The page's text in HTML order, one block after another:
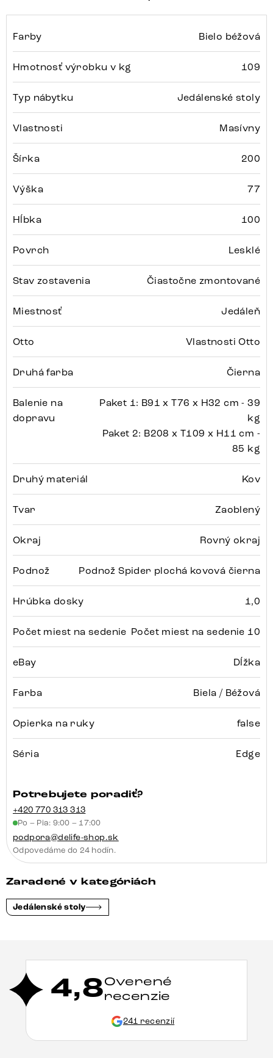
Farby Bielo béžová
Hmotnosť výrobku v kg 109
Typ nábytku Jedálenské stoly
Vlastnosti Masívny
Šírka 200
Výška 77
Hĺbka 100
Povrch Lesklé
Stav zostavenia Čiastočne zmontované
Miestnosť Jedáleň
Otto Vlastnosti Otto
Druhá farba Čierna
Balenie na
dopravu
Paket 1: B91 x T76 x H32 cm - 39
kg
Paket 2: B208 x T109 x H11 cm -
85 kg
Druhý materiál Kov
Tvar Zaoblený
Okraj Rovný okraj
Podnož Podnož Spider plochá kovová čierna
Hrúbka dosky 1,0
Počet miest na sedenie Počet miest na sedenie 10
eBay Dĺžka
Farba Biela / Béžová
Opierka na ruky false
Séria Edge
Potrebujete poradiť?
+420 770 313 313
Po – Pia: 9:00 – 17:00
podpora@delife-shop.sk
Odpovedáme do 24 hodín.
Zaradené v kategóriách
Jedálenské stoly
4,8Overené
recenzie
241 recenzií